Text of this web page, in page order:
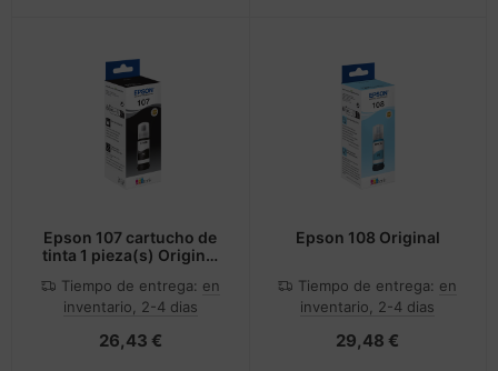
Epson 107 cartucho de
tinta 1 pieza(s) Original
Tiempo de entrega: en
inventario, 2-4 dias
26,43 €
Epson 108 Original
Tiempo de entrega: en
inventario, 2-4 dias
29,48 €